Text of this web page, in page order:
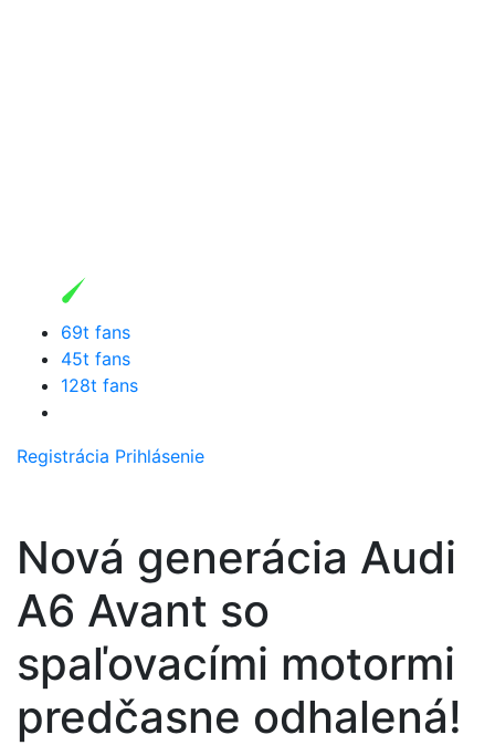
69t fans
45t fans
128t fans
Registrácia Prihlásenie
Nová generácia Audi
A6 Avant so
spaľovacími motormi
predčasne odhalená!